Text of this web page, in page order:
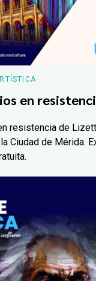
en
resistencia de
Ciudad de Mérida.